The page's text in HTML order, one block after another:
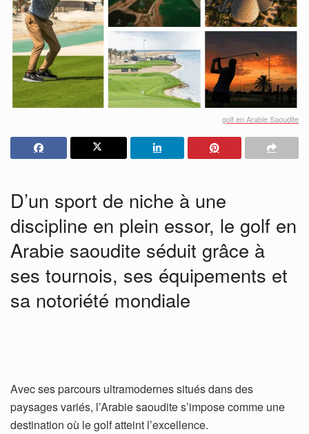
golf en Arabie Saoudite
D’un sport de niche à une
discipline en plein essor, le golf en
Arabie saoudite séduit grâce à
ses tournois, ses équipements et
sa notoriété mondiale
Avec ses parcours ultramodernes situés dans des
paysages variés, l’Arabie saoudite s’impose comme une
destination où le golf atteint l’excellence.